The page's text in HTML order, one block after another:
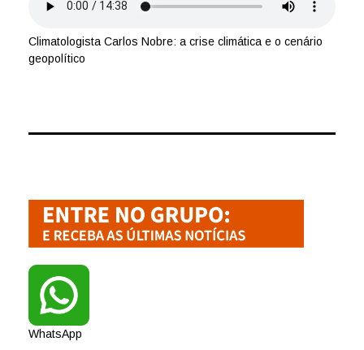
Climatologista Carlos Nobre: a crise climática e o cenário
geopolítico
WhatsApp